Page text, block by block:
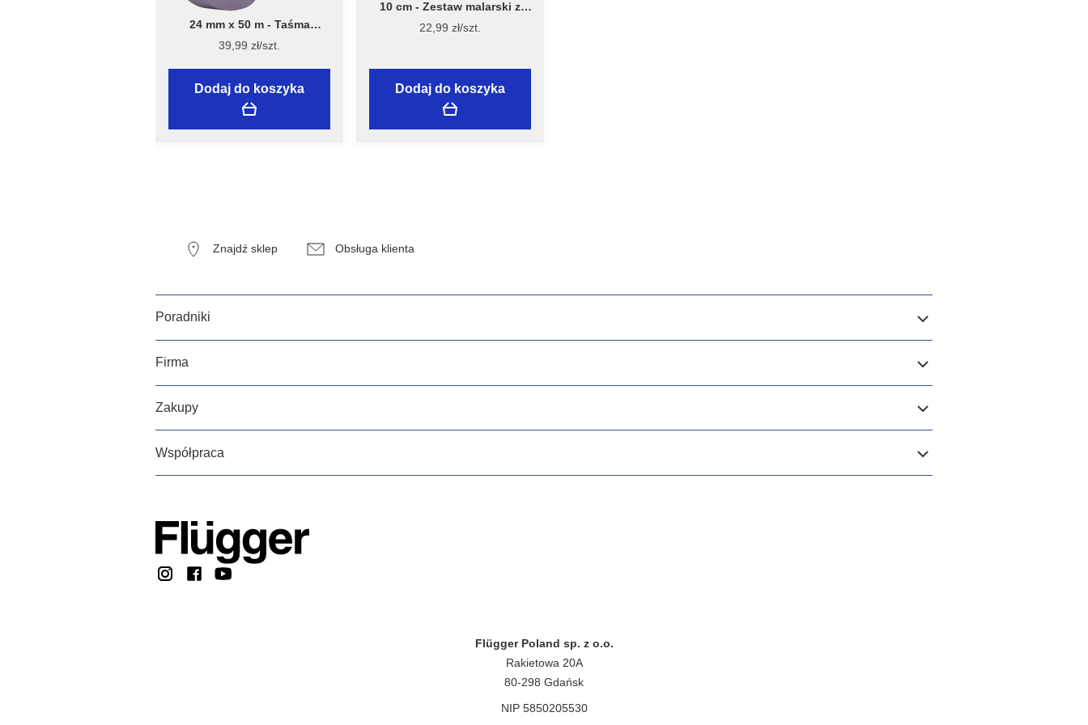
24 mm x 50 m - Taśma
Malarska Speciality Sensitive
Surfaces - Flügger
39,99 zł/szt.
Dodaj do koszyka
10 cm - Zestaw malarski z
wałkiem Welur 10 cm, model
7981 – Flügger
22,99 zł/szt.
Dodaj do koszyka
Znajdź sklep Obsługa klienta
Poradniki
Firma
Zakupy
Współpraca
Flügger Poland sp. z o.o.
Rakietowa 20A
80-298 Gdańsk
NIP 5850205530